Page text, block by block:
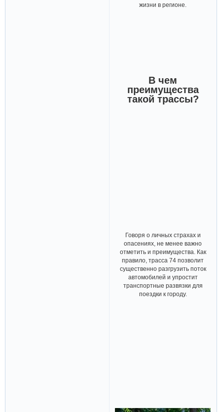
жизни в регионе.
В чем
преимущества
такой трассы?
Говоря о личных страхах и
опасениях, не менее важно
отметить и преимущества. Как
правило, трасса 74 позволит
существенно разгрузить поток
автомобилей и упростит
транспортные развязки для
поездки к городу.